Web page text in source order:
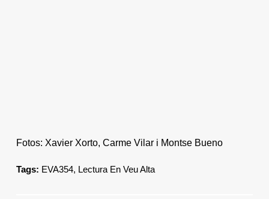
Fotos: Xavier Xorto, Carme Vilar i Montse Bueno
Tags: EVA354, Lectura En Veu Alta